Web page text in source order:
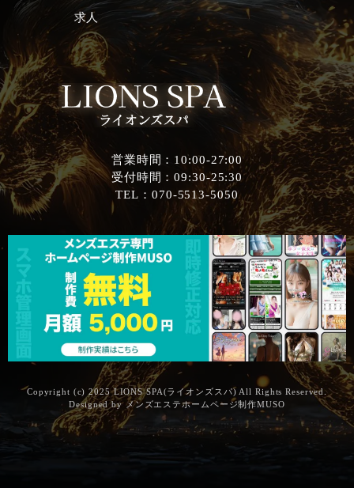
求人
営業時間：10:00-27:00
受付時間：09:30-25:30
TEL：070-5513-5050
Copyright (c) 2025 LIONS SPA(ライオンズスパ) All Rights Reserved.
Designed by メンズエステホームページ制作MUSO